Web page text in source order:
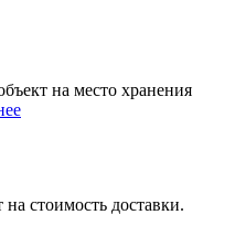
на место хранения
стоимость доставки.